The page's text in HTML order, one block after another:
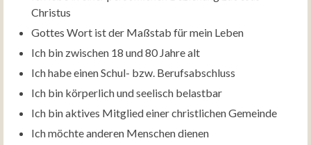
Christus
Gottes Wort ist der Maßstab für mein Leben
Ich bin zwischen 18 und 80 Jahre alt
Ich habe einen Schul- bzw. Berufsabschluss
Ich bin körperlich und seelisch belastbar
Ich bin aktives Mitglied einer christlichen Gemeinde
Ich möchte anderen Menschen dienen